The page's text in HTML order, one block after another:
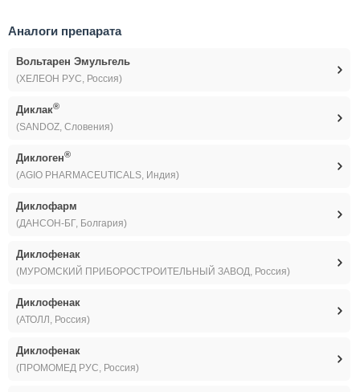
Аналоги препарата
Вольтарен Эмульгель
(ХЕЛЕОН РУС, Россия)
Диклак®
(SANDOZ, Словения)
Диклоген®
(AGIO PHARMACEUTICALS, Индия)
Диклофарм
(ДАНСОН-БГ, Болгария)
Диклофенак
(МУРОМСКИЙ ПРИБОРОСТРОИТЕЛЬНЫЙ ЗАВОД, Россия)
Диклофенак
(АТОЛЛ, Россия)
Диклофенак
(ПРОМОМЕД РУС, Россия)